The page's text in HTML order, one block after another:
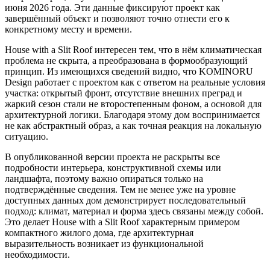
июня 2026 года. Эти данные фиксируют проект как
завершённый объект и позволяют точно отнести его к
конкретному месту и времени.
House with a Slit Roof интересен тем, что в нём климатическая
проблема не скрыта, а преобразована в формообразующий
принцип. Из имеющихся сведений видно, что KOMINORU
Design работает с проектом как с ответом на реальные условия
участка: открытый фронт, отсутствие внешних преград и
жаркий сезон стали не второстепенным фоном, а основой для
архитектурной логики. Благодаря этому дом воспринимается
не как абстрактный образ, а как точная реакция на локальную
ситуацию.
В опубликованной версии проекта не раскрыты все
подробности интерьера, конструктивной схемы или
ландшафта, поэтому важно опираться только на
подтверждённые сведения. Тем не менее уже на уровне
доступных данных дом демонстрирует последовательный
подход: климат, материал и форма здесь связаны между собой.
Это делает House with a Slit Roof характерным примером
компактного жилого дома, где архитектурная
выразительность возникает из функциональной
необходимости.